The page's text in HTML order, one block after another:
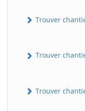
Trouver
Trouver
Trouver